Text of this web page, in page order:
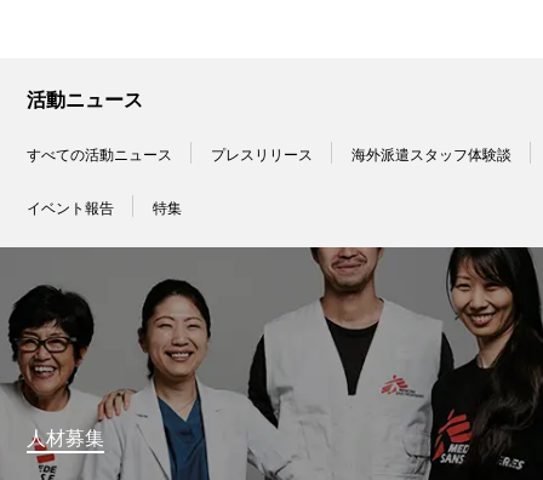
活動ニュース
すべての活動ニュース プレスリリース 海外派遣スタッフ体験談
イベント報告 特集
人材募集